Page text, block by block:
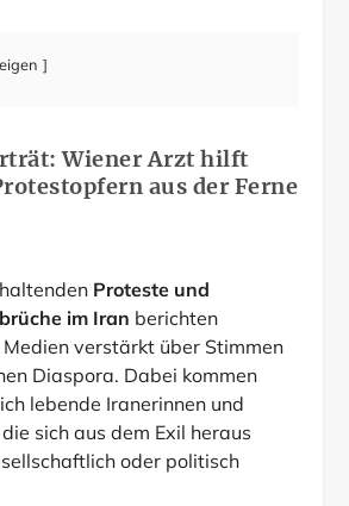
Wiener Arzt hilft
aus der Ferne
Proteste und
im Iran berichten
verstärkt über Stimmen
Diaspora. Dabei kommen
lebende Iranerinnen und
sich aus dem Exil heraus
oder politisch